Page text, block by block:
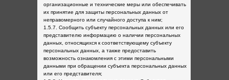
организационные и технические меры или обеспечивать
их принятие для защиты персональных данных от
неправомерного или случайного доступа к ним;
1.5.7. Сообщить субъекту персональных данных или его
представителю информацию о наличии персональных
данных, относящихся к соответствующему субъекту
персональных данных, а также предоставить
возможность ознакомления с этими персональными
данными при обращении субъекта персональных данных
или его представителя;